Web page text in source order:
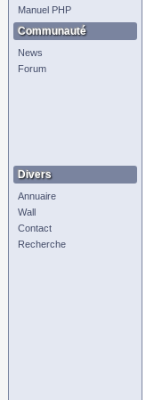
Manuel PHP
Communauté
News
Forum
Divers
Annuaire
Wall
Contact
Recherche